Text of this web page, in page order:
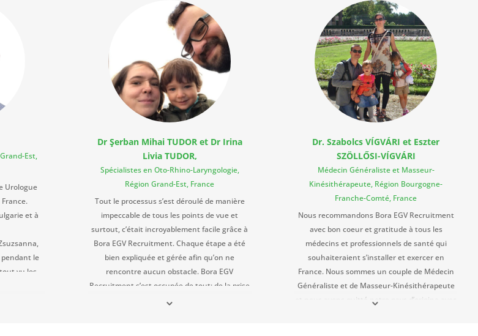
Est,
Urologue
et à
le
vu les
orienter!
Dr Şerban Mihai TUDOR et Dr Irina
Livia TUDOR,
Spécialistes en Oto-Rhino-Laryngologie,
Région Grand-Est, France
Tout le processus s’est déroulé de manière
impeccable de tous les points de vue et
surtout, c’était incroyablement facile grâce à
Bora EGV Recruitment. Chaque étape a été
bien expliquée et gérée afin qu’on ne
rencontre aucun obstacle. Bora EGV
Recruitment s’est occupée de tout: de la prise
de contact avec l’hôpital aux formalités
Dr. Szabolcs VÍGVÁRI et Eszter
SZÖLLŐSI-VÍGVÁRI
Médecin Généraliste et Masseur-
Kinésithérapeute, Région Bourgogne-
Franche-Comté, France
Nous recommandons Bora EGV Recruitment
avec bon coeur et gratitude à tous les
médecins et professionnels de santé qui
souhaiteraient s’installer et exercer en
France. Nous sommes un couple de Médecin
Généraliste et de Masseur-Kinésithérapeute
et nous avons quitté notre pays d’origine avec